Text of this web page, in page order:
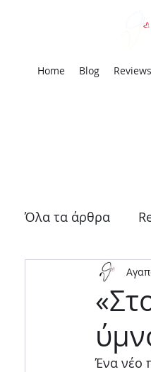
Home Blog Reviews
Όλα τα άρθρα
Αρχαία
Μουσική
Ένα νέο